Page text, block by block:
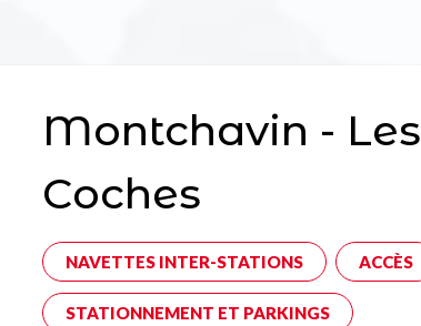
Montchavin - Les
Coches
NAVETTES INTER-STATIONS ACCÈS
STATIONNEMENT ET PARKINGS